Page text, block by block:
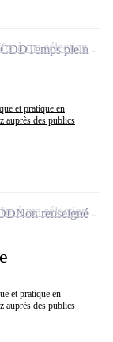
et pratique en
auprès des publics
CDDTemps plein
à ma sélection
et pratique en
auprès des publics
Non renseigné
à ma sélection